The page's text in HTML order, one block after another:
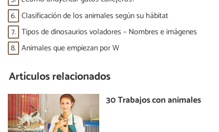
6. Clasificación de los animales según su hábitat
7. Tipos de dinosaurios voladores – Nombres e imágenes
8. Animales que empiezan por W
Artículos relacionados
30 Trabajos con animales